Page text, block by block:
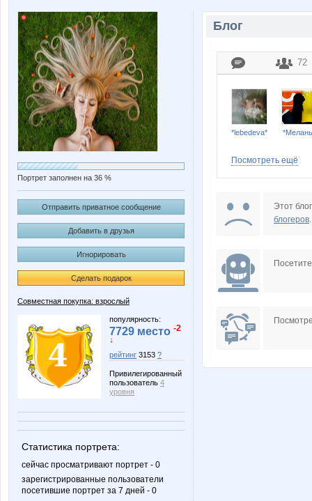
Портрет заполнен на 36 %
Отправить приватное сообщение
Добавить в друзья
Игнорировать
Сделать подарок
Совместная покупка: взрослый
популярность:
7729 место -2
↓
рейтинг 3153 ?
Привилегированный
пользователь 4
уровня
Статистика портрета:
сейчас просматривают портрет - 0
зарегистрированные пользователи
посетившие портрет за 7 дней - 0
Блог
72
*lebedeva*
Lelyann
OleOka
Посмотреть ещё
Этот
блогеров.